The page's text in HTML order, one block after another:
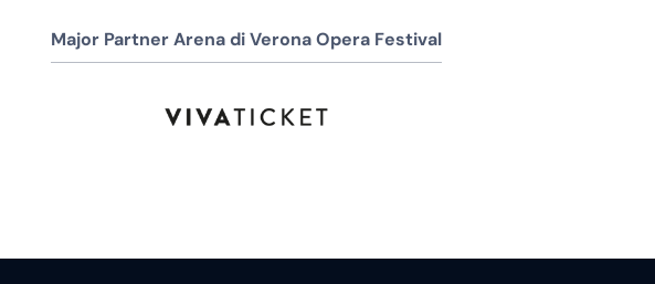
Major Partner Arena di Verona Opera Festival